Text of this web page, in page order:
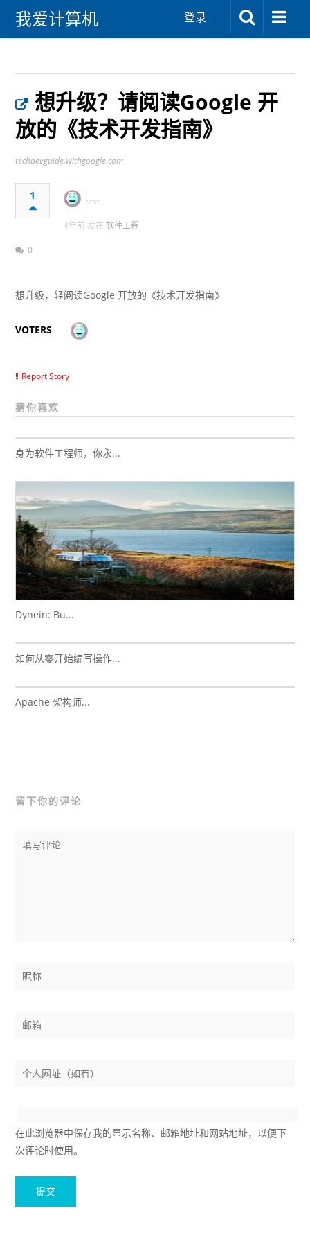
我爱计算机 登录
想升级？请阅读Google 开
放的《技术开发指南》
techdevguide.withgoogle.com
1 test
4年前 发在软件工程
0
想升级，轻阅读Google 开放的《技术开发指南》
VOTERS
Report Story
猜你喜欢
身为软件工程师，你永...
Dynein: Bu...
如何从零开始编写操作...
Apache 架构师...
留下你的评论
在此浏览器中保存我的显示名称、邮箱地址和网站地址，以便下
次评论时使用。